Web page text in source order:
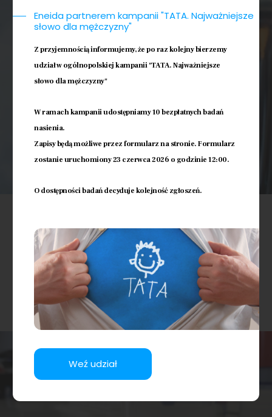
Wpływ na wzrost fragmentacji DNA w
plemnikach mogą mieć np. toksyny
pochodzące ze środowiska w tym dym
tytoniowy, siedzący tryb życia, obecność w
nasieniu wolnych rodników.
Eneida partnerem kampanii "TATA. Najważniejsze
słowo dla mężczyzny"
Z przyjemnością informujemy, że po raz kolejny bierzemy
udział w ogólnopolskiej kampanii "TATA. Najważniejsze
słowo dla mężczyzny"
W ramach kampanii udostępniamy 10 bezpłatnych badań
nasienia.
Zapisy będą możliwe przez formularz na stronie. Formularz
zostanie uruchomiony 23 czerwca 2026 o godzinie 12:00.
O dostępności badań decyduje kolejność zgłoszeń.
Weź udział